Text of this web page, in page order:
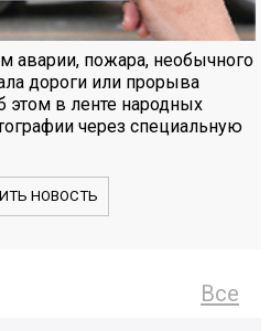
аварии, пожара, необычного
дороги или прорыва
этом в ленте народных
через специальную
НОВОСТЬ
Все